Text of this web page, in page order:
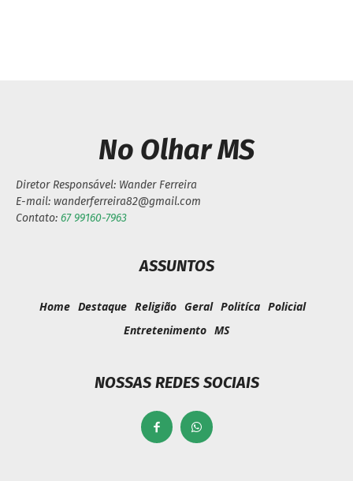
No Olhar MS
Diretor Responsável: Wander Ferreira
E-mail: wanderferreira82@gmail.com
Contato: 67 99160-7963
ASSUNTOS
Home Destaque Religião Geral Politíca Policial
Entretenimento MS
NOSSAS REDES SOCIAIS